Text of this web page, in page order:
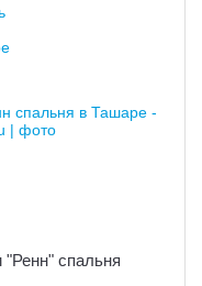
"Ренн" спальня